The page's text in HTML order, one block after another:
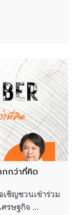
กกว่าที่คิด
เชิญชวนเข้าร่วม
ศรษฐกิจ …